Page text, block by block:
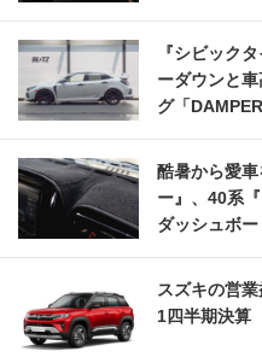
『シビック
ーダウンと
グ「
酷暑から愛
ー』、40系
ダッシュボ
スズキの営
1四半期決算